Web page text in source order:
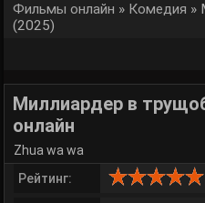
Фильмы онлайн » Комедия »
(2025)
Миллиардер в
онлайн
Zhua wa wa
Рейтинг: